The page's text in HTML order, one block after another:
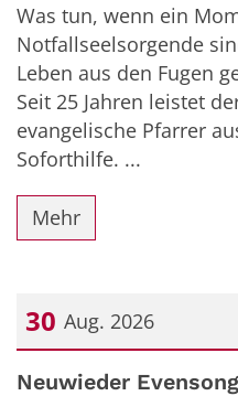
Was tun, wenn ein
Notfallseelsorgende
Leben aus den Fugen
Seit 25 Jahren leistet
evangelische Pfarrer
Soforthilfe. ...
Mehr
30 Aug. 2026
Datum: 30. August 2026
Neuwieder Evensong